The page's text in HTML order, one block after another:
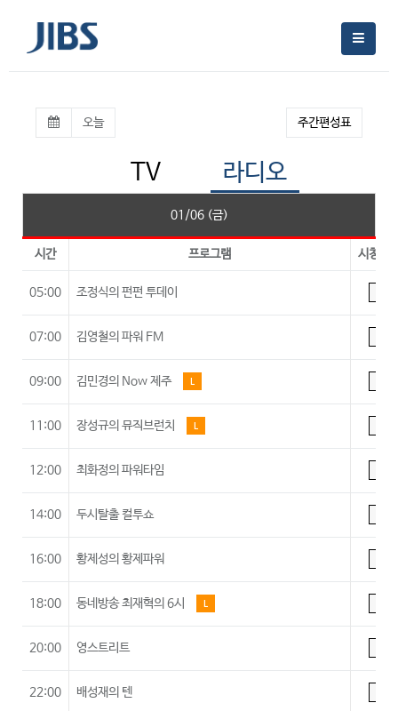
오늘
TV 라디오
주간편성표
01/06 (금)
시간 프로그램 시청등
05:00 조정식의 펀펀 투데이
07:00 김영철의 파워 FM
09:00 김민경의 Now 제주 L
11:00 장성규의 뮤직브런치 L
12:00 최화정의 파워타임
14:00 두시탈출 컬투쇼
16:00 황제성의 황제파워
18:00 동네방송 최재혁의 6시 L
20:00 영스트리트
22:00 배성재의 텐